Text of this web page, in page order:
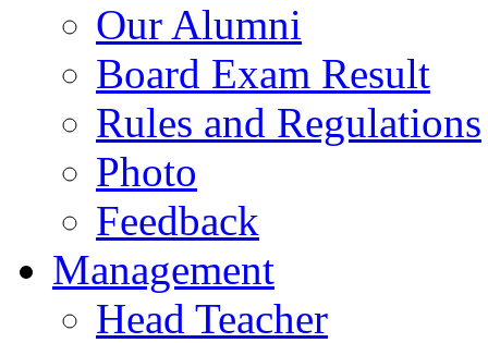
Our Alumni
Board Exam Result
Rules and Regulations
Photo
Feedback
Management
Head Teacher